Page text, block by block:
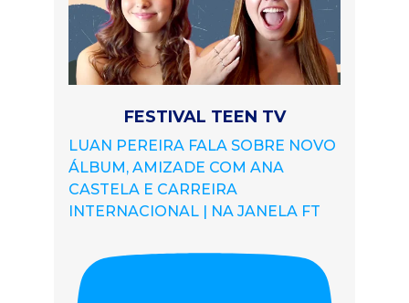
FESTIVAL TEEN TV
LUAN PEREIRA FALA SOBRE NOVO
ÁLBUM, AMIZADE COM ANA
CASTELA E CARREIRA
INTERNACIONAL | NA JANELA FT